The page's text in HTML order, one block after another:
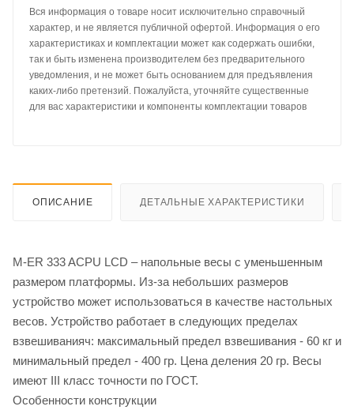
Вся информация о товаре носит исключительно справочный
характер, и не является публичной офертой. Информация о его
характеристиках и комплектации может как содержать ошибки,
так и быть изменена производителем без предварительного
уведомления, и не может быть основанием для предъявления
каких-либо претензий. Пожалуйста, уточняйте существенные
для вас характеристики и компоненты комплектации товаров
ОПИСАНИЕ ДЕТАЛЬНЫЕ ХАРАКТЕРИСТИКИ
M-ER 333 ACPU LCD – напольные весы с уменьшенным
размером платформы. Из-за небольших размеров
устройство может использоваться в качестве настольных
весов. Устройство работает в следующих пределах
взвешиванияч: максимальный предел взвешивания - 60 кг и
минимальный предел - 400 гр. Цена деления 20 гр. Весы
имеют III класс точности по ГОСТ.
Особенности конструкции